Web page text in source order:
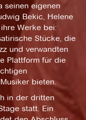
seinen eigenen
Bekic, Helene
Werke bei:
Stücke, die
und verwandten
Plattform für die
bieten.
in der dritten
statt. Ein